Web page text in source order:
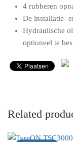
4 rubberen
De installatie-
Hydraulische
optioneel te
Related